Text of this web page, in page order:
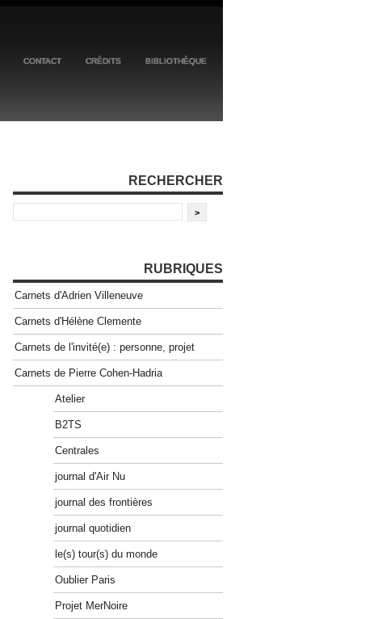
CONTACT CRÉDITS BIBLIOTHÈQUE
RECHERCHER
RUBRIQUES
Carnets d'Adrien Villeneuve
Carnets d'Hélène Clemente
Carnets de l'invité(e) : personne, projet
Carnets de Pierre Cohen-Hadria
Atelier
B2TS
Centrales
journal d'Air Nu
journal des frontières
journal quotidien
le(s) tour(s) du monde
Oublier Paris
Projet MerNoire